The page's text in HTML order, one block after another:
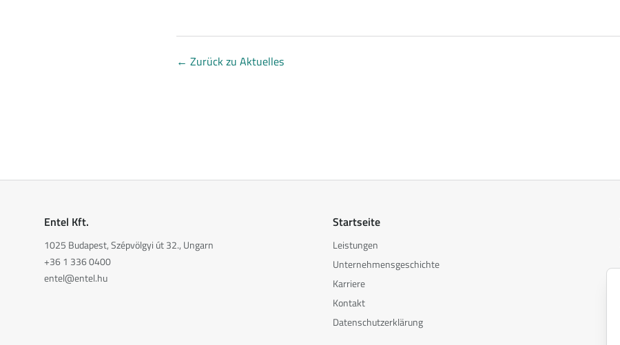
← Zurück zu Aktuelles
Entel Kft.
1025 Budapest, Szépvölgyi út 32., Ungarn
+36 1 336 0400
entel@entel.hu
Startseite
Leistungen
Unternehmensgeschichte
Karriere
Kontakt
Datenschutzerklärung